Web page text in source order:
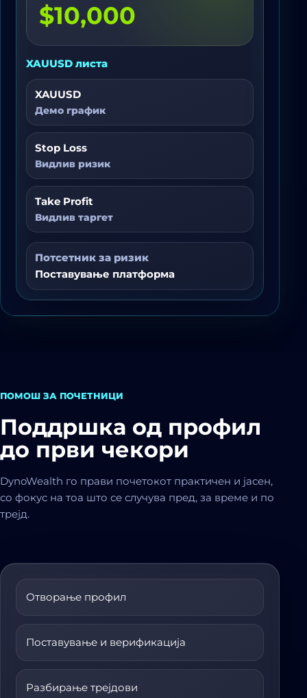
$10,000
XAUUSD листа
XAUUSD
Демо график
Stop Loss
Видлив ризик
Take Profit
Видлив таргет
Потсетник за ризик
Поставување платформа
ПОМОШ ЗА ПОЧЕТНИЦИ
Поддршка од профил
до први чекори
DynoWealth го прави почетокот практичен и јасен,
со фокус на тоа што се случува пред, за време и по
трејд.
Отворање профил
Поставување и верификација
Разбирање трејдови